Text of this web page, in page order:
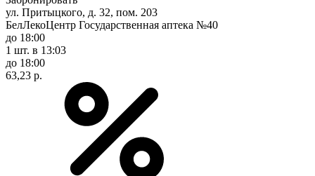
ул. Притыцкого, д. 32, пом. 203
БелЛекоЦентр Государственная аптека №40
до 18:00
1 шт. в 13:03
до 18:00
63,23 р.